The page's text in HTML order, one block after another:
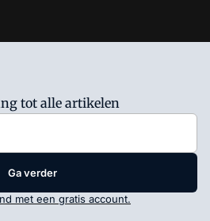
VMN media. Lees in
Op gebruik van deze site zijn de
Algemene Voorwaarden
tot alle artikelen
Ga verder
met een gratis account.